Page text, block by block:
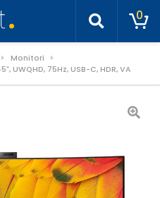
0
Monitori
UWQHD, 75Hz, USB-C, HDR, VA